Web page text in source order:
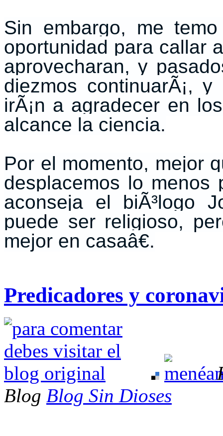
Sin embargo, me
oportunidad para callar
aprovecharan, y
diezmos continuarÃ¡,
irÃ¡n a agradecer en
alcance la ciencia.
Por el momento, mejor
desplacemos lo menos
aconseja el biÃ³logo
puede ser religioso,
mejor en casaâ€.
Predicadores y
Blog Blog Sin Dioses